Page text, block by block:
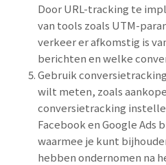
Door URL-tracking te
van tools zoals UTM-
verkeer er afkomstig is
berichten en welke
Gebruik
wilt meten, zoals
conversietracking
Facebook en Google Ads
waarmee je kunt
hebben ondernomen na